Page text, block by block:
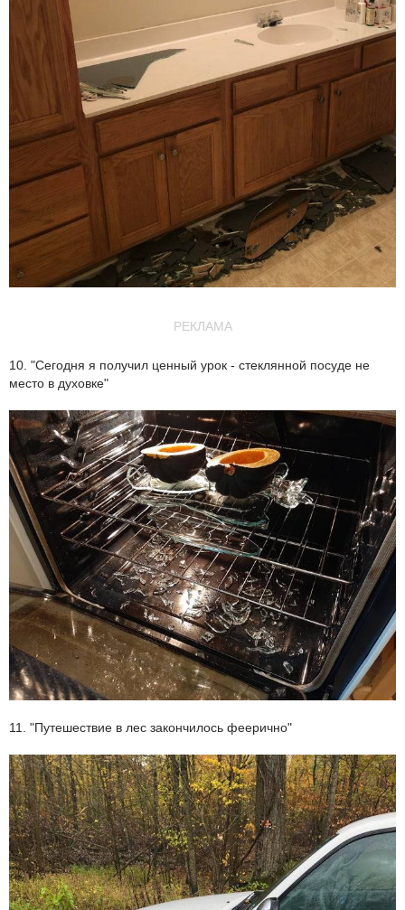
РЕКЛАМА
10. "Сегодня я получил ценный урок - стеклянной посуде не
место в духовке"
11. "Путешествие в лес закончилось феерично"